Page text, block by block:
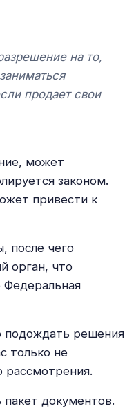
на то,
продает свои
может
законом.
привести к
после чего
орган, что
Федеральная
подождать решения
только не
рассмотрения.
документов.